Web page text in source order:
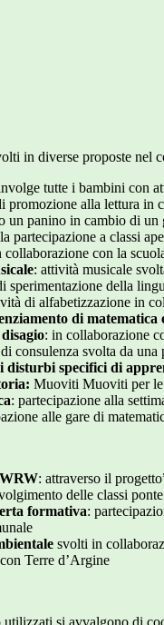
in diverse proposte nel
tutte i bambini con
promozione alla lettura in
un panino in cambio di
partecipazione a classi
collaborazione con la
: attività musicale
sperimentazione della
di alfabetizzazione in
di matematica
: in collaborazione
consulenza svolta da
disturbi specifici di
Muoviti Muoviti per le
: partecipazione alla
alle gare di
: attraverso il
delle classi
formativa:
svolti in
Terre d’Argine